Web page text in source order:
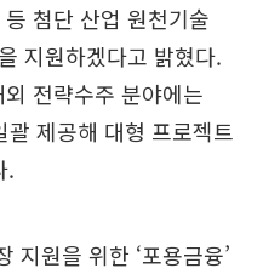
등 첨단 산업 원천기술
지원하겠다고 밝혔다.
외 전략수주 분야에는
제공해 대형 프로젝트
.
지원을 위한 ‘포용금융’